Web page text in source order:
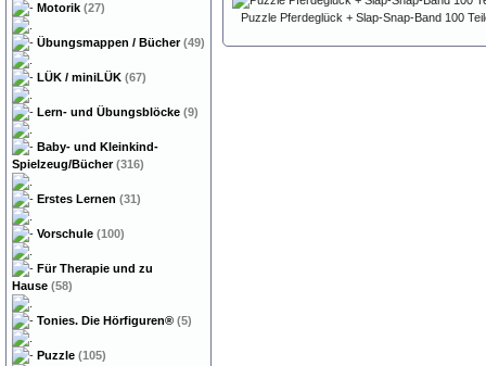
Puzzle Pferdeglück + Slap-Snap-Band 100
Motorik (27)
Übungsmappen / Bücher(49)
LÜK / miniLÜK (67)
Lern- und Übungsblöcke (9)
Baby- und Kleinkind-
Spielzeug/Bücher(316)
Erstes Lernen (31)
Vorschule (100)
Für Therapie und zu
Hause (58)
Tonies. Die Hörfiguren® (5)
Puzzle (105)